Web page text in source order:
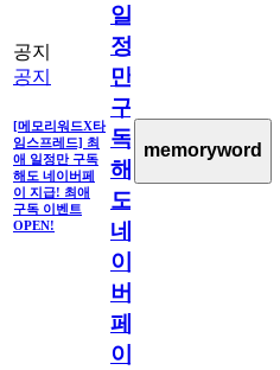
공지
공지
[메모리워드X타
임스프레드] 최
애 일정만 구독
해도 네이버페
이 지급! 최애
구독 이벤트
OPEN!
일
정
만
구
독
해
도
네
이
버
페
이
memoryword